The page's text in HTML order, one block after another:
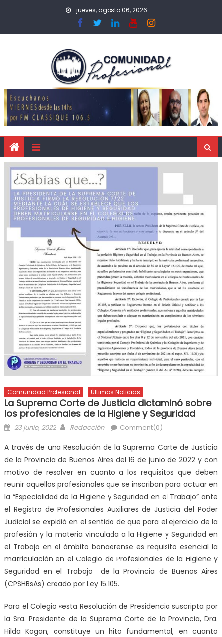
jueves, agosto 06, 2026
Comunidad Profesional Últimas Noticias
La Suprema Corte de Justicia dictaminó sobre
los profesionales de la Higiene y Seguridad
23 junio, 2022 Redacción Comment(0)
A través de una Resolución de la Suprema Corte de Justicia
de la Provincia de Buenos Aires del 16 de junio de 2022 y con
motivo de resolver en cuanto a los requisitos que deben
reunir aquellos profesionales que se inscriban para actuar en
la “Especialidad de la Higiene y Seguridad en el Trabajo” ante
el Registro de Profesionales Auxiliares de Justicia del Poder
Judicial se expidió en el sentido de que para el ejercicio de la
profesión y la materia vinculada a la Higiene y Seguridad en
el Trabajo en el ámbito bonaerense es requisito esencial la
matriculación en el Colegio de Profesionales de la Higiene y
Seguridad en el Trabajo de la Provincia de Buenos Aires
(CPSHBsAs) creado por Ley 15.105.
Para el Colegio «esta Resolución de Presidencia suscripta por
la Sra. Presidente de la Suprema Corte de la Provincia, Dra.
Hilda Kogan, constituye un hito fundamental, en cuanto